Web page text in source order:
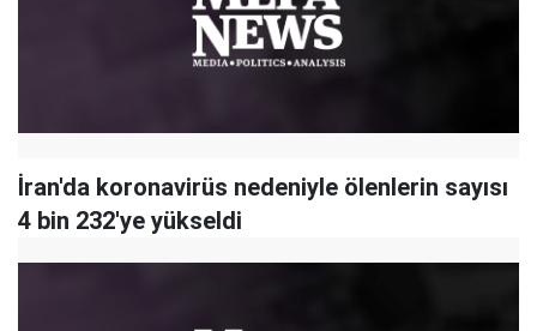
İran'da koronavirüs nedeniyle ölenlerin sayısı
4 bin 232'ye yükseldi